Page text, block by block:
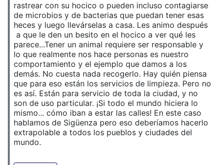
rastrear con su hocico o pueden incluso contagiarse
de microbios y de bacterias que puedan tener esas
heces y luego llevárselas a casa. Les animo después
a que le den un besito en el hocico a ver qué les
parece...Tener un animal requiere ser responsable y
lo que realmente nos hace personas es nuestro
comportamiento y el ejemplo que damos a los
demás. No cuesta nada recogerlo. Hay quién piensa
que para eso están los servicios de limpieza. Pero no
es así. Están para servicio de toda la ciudad, y no
son de uso particular. ¡Si todo el mundo hiciera lo
mismo... cómo iban a estar las calles! En este caso
hablamos de Sigüenza pero eso deberíamos hacerlo
extrapolable a todos los pueblos y ciudades del
mundo.